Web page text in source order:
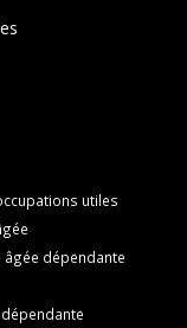
utiles
âgée dépendante